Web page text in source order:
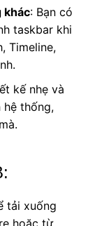
khác: Bạn có
taskbar khi
Timeline,
kế nhẹ và
hệ thống,
tải xuống